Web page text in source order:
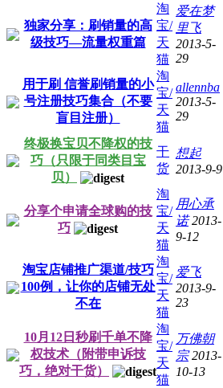
独家分享：刷销量的高
级技巧—流量权重篇
淘
宝/
天
猫
爱在梦
里飞
2013-5-
29
用于刷 信誉刷销量的小
号注册技巧集合（不要
盲目注册）
淘
宝/
天
猫
allennba
2013-5-
29
终极换宝贝不降权的技
巧（只限于同类目宝
贝）
干
货
想起
2013-9-9
分享个申请全球购的技
巧
淘
宝/
天
猫
用心承
诺 2013-
9-12
淘宝店铺推广渠道/技巧
100例，让你的店铺无处
不在
淘
宝/
天
猫
爱飞
2013-9-
23
10月12日秒刷千单不降
权技术（附带申诉技
巧，绝对干货）
淘
宝/
天
猫
万佛朝
宗 2013-
10-13